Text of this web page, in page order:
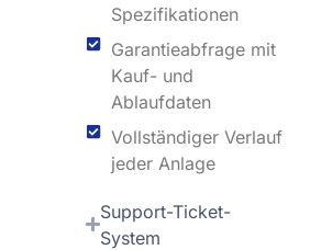
Spezifikationen
Garantieabfrage mit
Kauf- und
Ablaufdaten
Vollständiger Verlauf
jeder Anlage
Support-Ticket-
System